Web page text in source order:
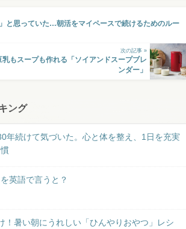
」と思っていた…朝活をマイペースで続けるためのルー
次の記事 »
もスープも作れる「ソイアンドスープブレ
ンダー」
ング
年続けて気づいた。心と体を整え、1日を充実
を英語で言うと？
！暑い朝にうれしい「ひんやりおやつ」レシ